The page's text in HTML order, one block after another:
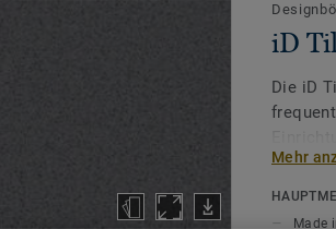
iD
Die iD
auf den
Mehr
Made